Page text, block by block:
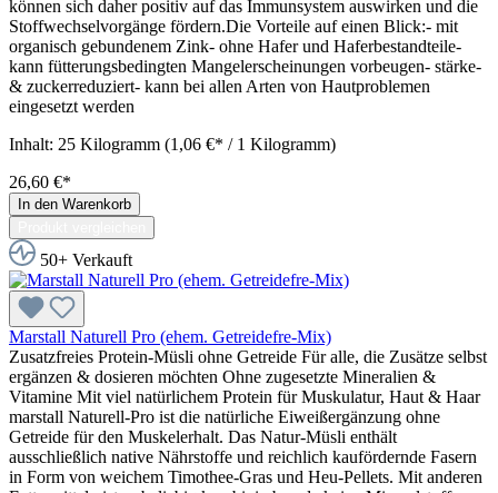
können sich daher positiv auf das Immunsystem auswirken und die
Stoffwechselvorgänge fördern.Die Vorteile auf einen Blick:- mit
organisch gebundenem Zink- ohne Hafer und Haferbestandteile-
kann fütterungsbedingten Mangelerscheinungen vorbeugen- stärke-
& zuckerreduziert- kann bei allen Arten von Hautproblemen
eingesetzt werden
Inhalt: 25 Kilogramm (1,06 €* / 1 Kilogramm)
26,60 €*
In den Warenkorb
50+ Verkauft
Marstall Naturell Pro (ehem. Getreidefre-Mix)
Zusatzfreies Protein-Müsli ohne Getreide Für alle, die Zusätze selbst
ergänzen & dosieren möchten Ohne zugesetzte Mineralien &
Vitamine Mit viel natürlichem Protein für Muskulatur, Haut & Haar
marstall Naturell-Pro ist die natürliche Eiweißergänzung ohne
Getreide für den Muskelerhalt. Das Natur-Müsli enthält
ausschließlich native Nährstoffe und reichlich kaufördernde Fasern
in Form von weichem Timothee-Gras und Heu-Pellets. Mit anderen